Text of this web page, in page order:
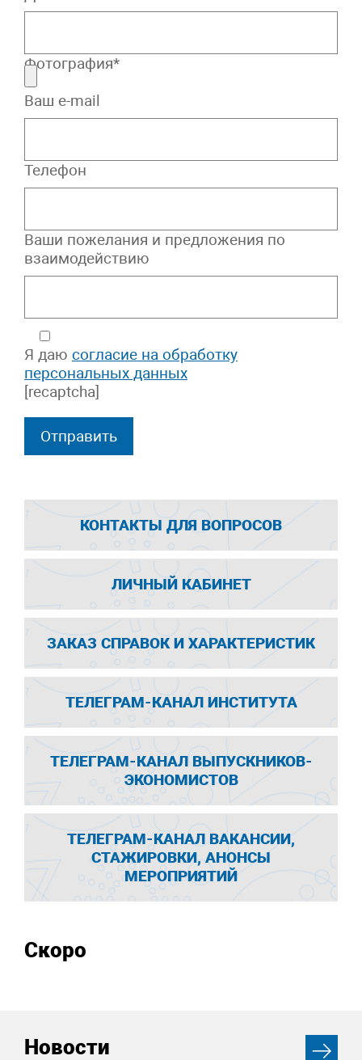
Фотография*
Ваш e-mail
Телефон
Ваши пожелания и предложения по
взаимодействию
Я даю согласие на обработку
персональных данных
[recaptcha]
КОНТАКТЫ ДЛЯ ВОПРОСОВ
ЛИЧНЫЙ КАБИНЕТ
ЗАКАЗ СПРАВОК И ХАРАКТЕРИСТИК
ТЕЛЕГРАМ-КАНАЛ ИНСТИТУТА
ТЕЛЕГРАМ-КАНАЛ ВЫПУСКНИКОВ-
ЭКОНОМИСТОВ
ТЕЛЕГРАМ-КАНАЛ ВАКАНСИИ,
СТАЖИРОВКИ, АНОНСЫ
МЕРОПРИЯТИЙ
Скоро
Новости